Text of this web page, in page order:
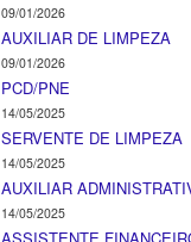
09/01/2026
AUXILIAR DE LIMPEZA
09/01/2026
PCD/PNE
14/05/2025
SERVENTE DE LIMPEZA
14/05/2025
AUXILIAR
14/05/2025
ASSISTENTE